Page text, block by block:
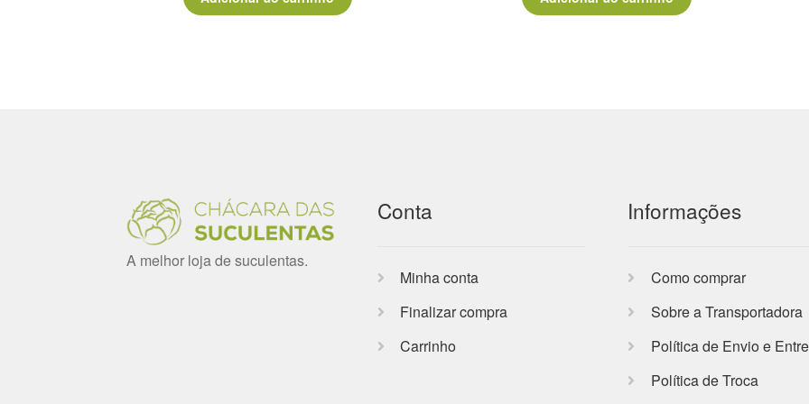
A melhor loja de suculentas.
Conta
Minha conta
Finalizar compra
Carrinho
Informações
Como comprar
Sobre a Transportadora
Política de Envio e
Política de Troca